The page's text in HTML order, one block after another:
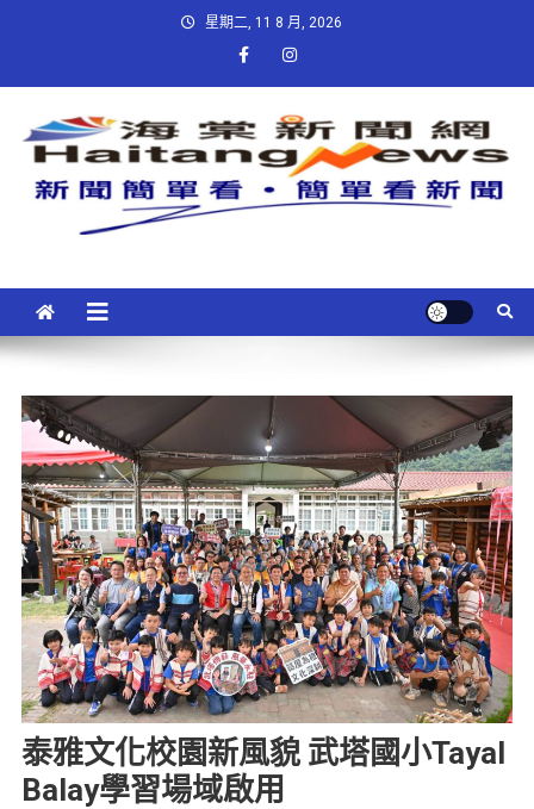
星期二, 11 8 月, 2026
泰雅文化校園新風貌 武塔國小Tayal
Balay學習場域啟用